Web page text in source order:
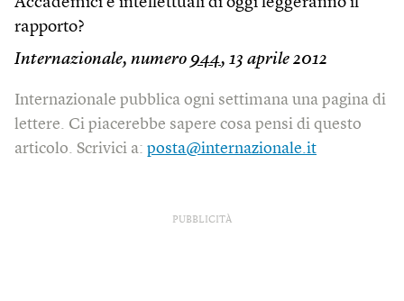
rapporto?
Internazionale, numero 944, 13 aprile 2012
Internazionale pubblica ogni settimana una pagina di
lettere. Ci piacerebbe sapere cosa pensi di questo
articolo. Scrivici a: posta@internazionale.it
PUBBLICITÀ